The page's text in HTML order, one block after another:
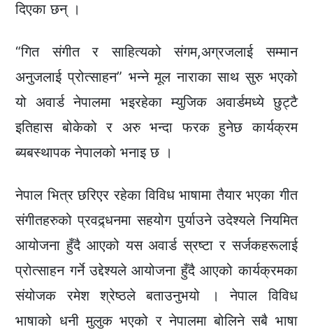
दिएका छन् ।
“गित संगीत र साहित्यको संगम,अग्रजलाई सम्मान
अनुजलाई प्रोत्साहन” भन्ने मूल नाराका साथ सुरु भएको
यो अवार्ड नेपालमा भइरहेका म्युजिक अवार्डमध्ये छुट्टै
इतिहास बोकेको र अरु भन्दा फरक हुनेछ कार्यक्रम
ब्यबस्थापक नेपालको भनाइ छ ।
नेपाल भित्र छरिएर रहेका विविध भाषामा तैयार भएका गीत
संगीतहरुको प्रवद्र्धनमा सहयोग पुर्याउने उदेश्यले नियमित
आयोजना हुँदै आएको यस अवार्ड स्रष्टा र सर्जकहरूलाई
प्रोत्साहन गर्ने उद्देश्यले आयोजना हुँदै आएको कार्यक्रमका
संयोजक रमेश श्रेष्ठले बताउनुभयो । नेपाल विविध
भाषाको धनी मुलुक भएको र नेपालमा बोलिने सबै भाषा